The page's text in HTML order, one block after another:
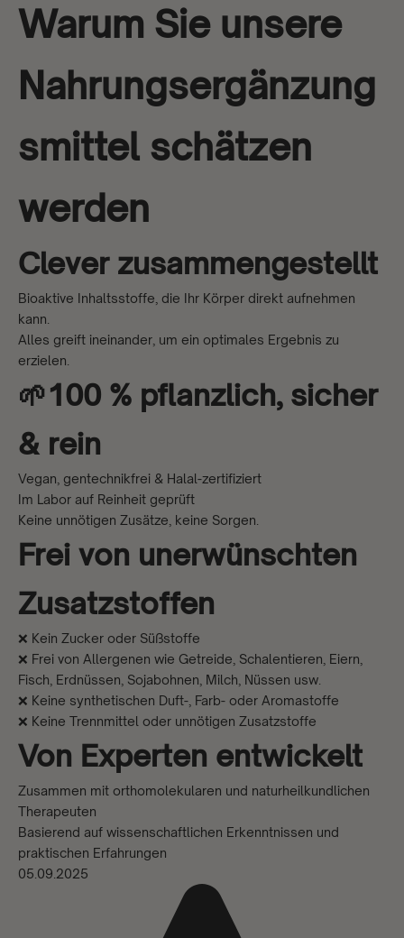
Warum Sie unsere
Nahrungsergänzung
smittel schätzen
werden
Clever zusammengestellt
Bioaktive Inhaltsstoffe, die Ihr Körper direkt aufnehmen
kann.
Alles greift ineinander, um ein optimales Ergebnis zu
erzielen.
🌱100 % pflanzlich, sicher
& rein
Vegan, gentechnikfrei & Halal-zertifiziert
Im Labor auf Reinheit geprüft
Keine unnötigen Zusätze, keine Sorgen.
Frei von unerwünschten
Zusatzstoffen
❌ Kein Zucker oder Süßstoffe
❌ Frei von Allergenen wie Getreide, Schalentieren, Eiern,
Fisch, Erdnüssen, Sojabohnen, Milch, Nüssen usw.
❌ Keine synthetischen Duft-, Farb- oder Aromastoffe
❌ Keine Trennmittel oder unnötigen Zusatzstoffe
Von Experten entwickelt
Zusammen mit orthomolekularen und naturheilkundlichen
Therapeuten
Basierend auf wissenschaftlichen Erkenntnissen und
praktischen Erfahrungen
05.09.2025